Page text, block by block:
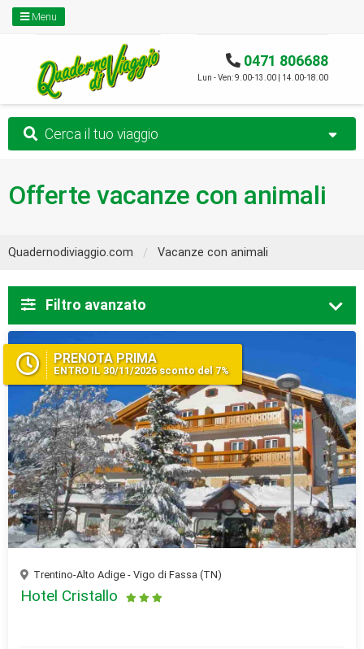
Menu
0471 806688
Lun - Ven: 9.00-13.00 | 14.00-18.00
Cerca il tuo viaggio
Offerte vacanze con animali
Quadernodiviaggio.com Vacanze con animali
Filtro avanzato
PRENOTA PRIMA
ENTRO IL 30/11/2026 sconto del 7%
Trentino-Alto Adige - Vigo di Fassa (TN)
Hotel Cristallo